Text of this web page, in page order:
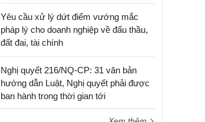
Yêu cầu xử lý dứt điểm vướng mắc
pháp lý cho doanh nghiệp về đấu thầu,
đất đai, tài chính
Nghị quyết 216/NQ-CP: 31 văn bản
hướng dẫn Luật, Nghị quyết phải được
ban hành trong thời gian tới